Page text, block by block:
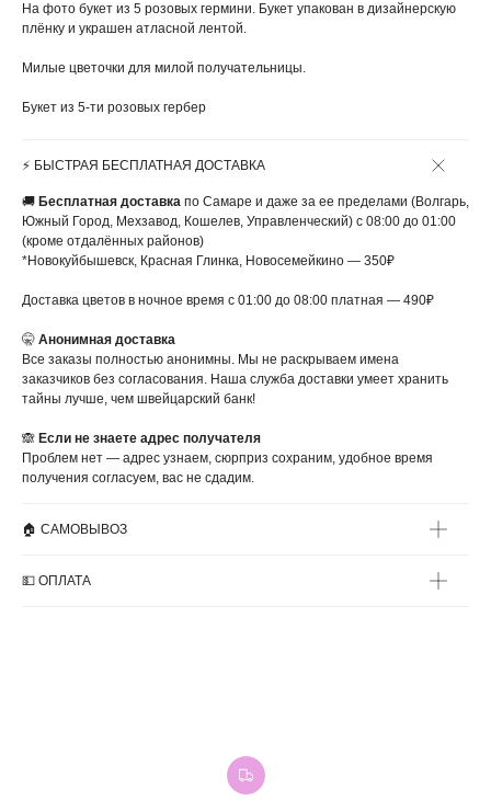
На фото букет из 5 розовых гермини. Букет упакован в дизайнерскую
плёнку и украшен атласной лентой.
Милые цветочки для милой получательницы.
Букет из 5-ти розовых гербер
⚡️ БЫСТРАЯ БЕСПЛАТНАЯ ДОСТАВКА
🚚 Бесплатная доставка по Самаре и даже за ее пределами (Волгарь,
Южный Город, Мехзавод, Кошелев, Управленческий) с 08:00 до 01:00
(кроме отдалённых районов)
*Новокуйбышевск, Красная Глинка, Новосемейкино — 350₽
Доставка цветов в ночное время с 01:00 до 08:00 платная — 490₽
🤫 Анонимная доставка
Все заказы полностью анонимны. Мы не раскрываем имена
заказчиков без согласования. Наша служба доставки умеет хранить
тайны лучше, чем швейцарский банк!
🙈 Если не знаете адрес получателя
Проблем нет — адрес узнаем, сюрприз сохраним, удобное время
получения согласуем, вас не сдадим.
🏠 САМОВЫВОЗ
💵 ОПЛАТА